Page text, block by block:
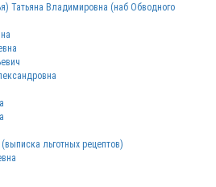
Татьяна Владимировна (наб Обводного
льготных рецептов)